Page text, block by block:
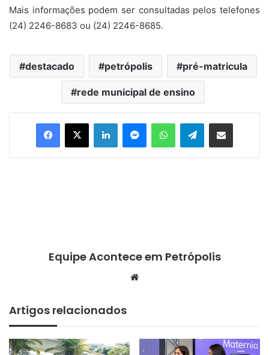
Mais informações podem ser consultadas pelos telefones
(24) 2246-8683 ou (24) 2246-8685.
destacado petrópolis pré-matricula
rede municipal de ensino
Telegram
Equipe Acontece em Petrópolis
Artigos relacionados